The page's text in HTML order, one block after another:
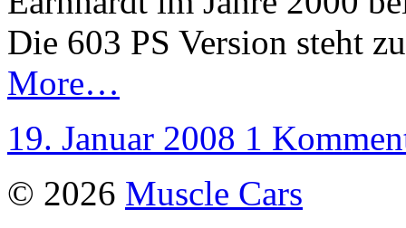
Die 603 PS Version steht
More…
19. Januar 2008 1
© 2026 Muscle Cars